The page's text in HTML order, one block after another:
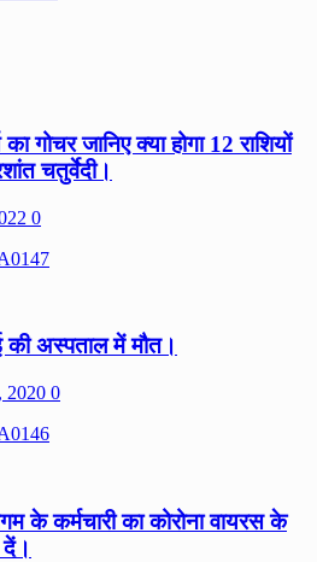
गोचर जानिए क्या होगा 12 राशियों
चतुर्वेदी।
0
की अस्पताल में मौत।
2020 0
के कर्मचारी का कोरोना वायरस के